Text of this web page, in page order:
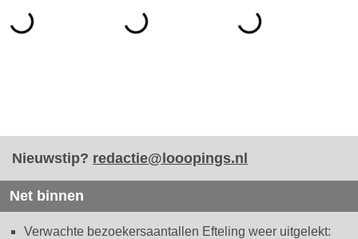
Nieuwstip? redactie@looopings.nl
Net binnen
Verwachte bezoekersaantallen Efteling weer uitgelekt: